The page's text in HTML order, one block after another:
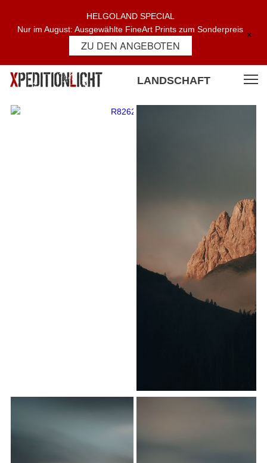
HELGOLAND SPECIAL
Nur im August: Ausgewählte FineArt Prints zum Sonderpreis
ZU DEN ANGEBOTEN
×
LANDSCHAFT